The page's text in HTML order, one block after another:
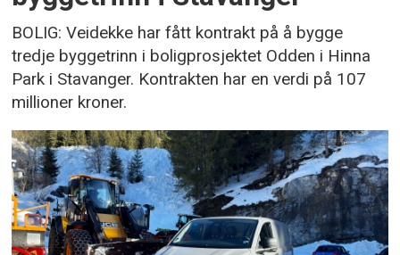
BOLIG: Veidekke har fått kontrakt på å bygge
tredje byggetrinn i boligprosjektet Odden i Hinna
Park i Stavanger. Kontrakten har en verdi på 107
millioner kroner.